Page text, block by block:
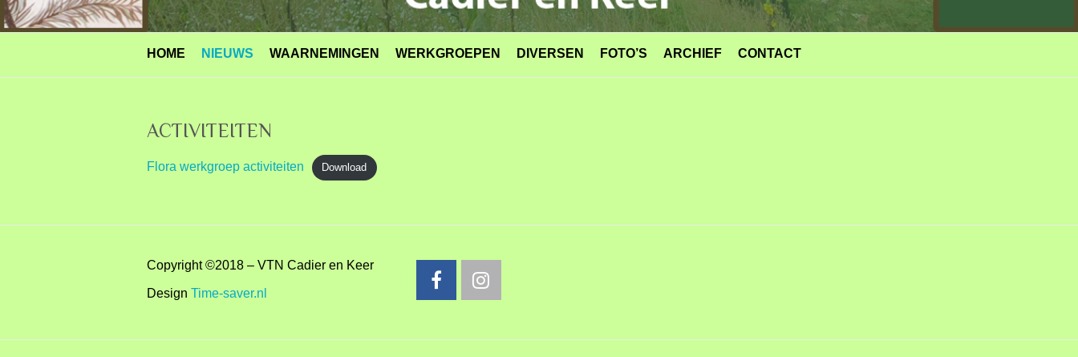
HOME NIEUWS WAARNEMINGEN WERKGROEPEN DIVERSEN FOTO’S ARCHIEF CONTACT
ACTIVITEITEN
Flora werkgroep activiteiten Download
Copyright ©2018 – VTN Cadier en Keer
Design Time-saver.nl